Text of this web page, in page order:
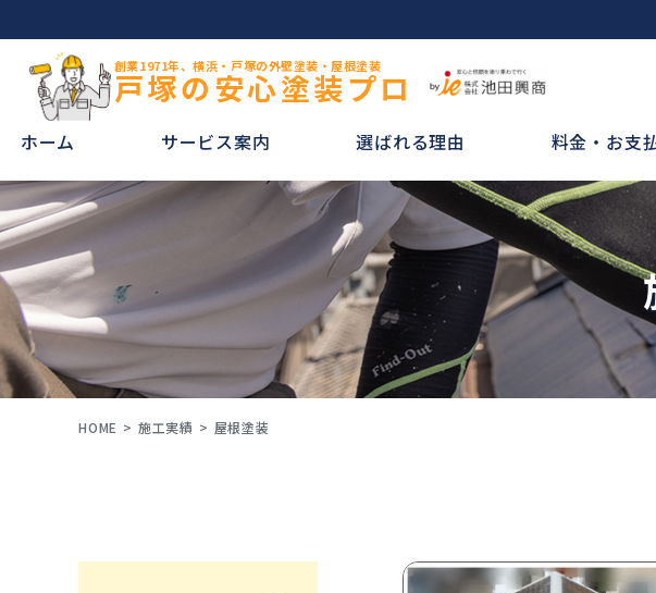
創業1971年、横浜・戸塚の外壁塗装・屋根塗装
戸塚の安心塗装プロ
ホーム サービス案内 選ばれる理由 料金・お支
HOME 施工実績 屋根塗装